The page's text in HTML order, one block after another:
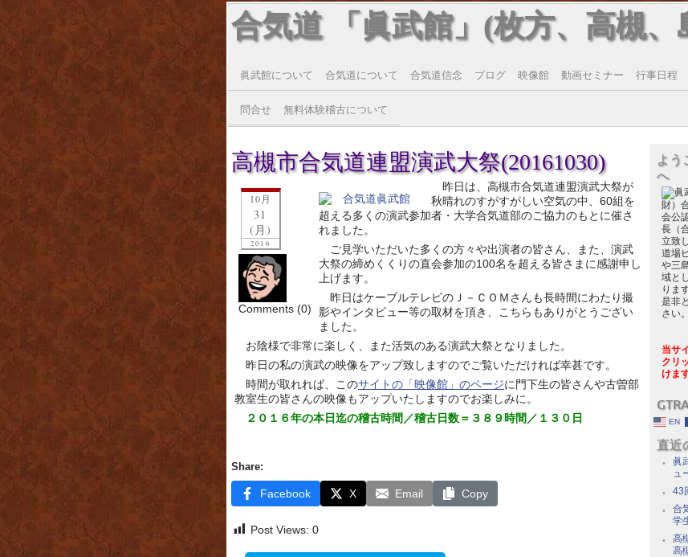
合気道 「眞武館」(枚方、高槻、
眞武館について 合気道について 合気道信念 ブログ 映像館 動画セミナー 行事日程
問合せ 無料体験稽古について
高槻市合気道連盟演武大祭(20161030)
10月
31
(月)
2016
Comments (0)
昨日は、高槻市合気道連盟演武大祭が
秋晴れのすがすがしい空気の中、60組を
超える多くの演武参加者・大学合気道部のご協力のもとに催さ
れました。
ご見学いただいた多くの方々や出演者の皆さん、また、演武
大祭の締めくくりの直会参加の100名を超える皆さまに感謝申し
上げます。
昨日はケーブルテレビのＪ－ＣＯＭさんも長時間にわたり撮
影やインタビュー等の取材を頂き、こちらもありがとうござい
ました。
お陰様で非常に楽しく、また活気のある演武大祭となりました。
昨日の私の演武の映像をアップ致しますのでご覧いただければ幸甚です。
時間が取れれば、このサイトの「映像館」のページに門下生の皆さんや古曽部
教室生の皆さんの映像もアップいたしますのでお楽しみに。
２０１６年の本日迄の稽古時間／稽古日数＝３８９時間／１３０日
Share:
Facebook X Email Copy
Post Views: 0
よう
へ
財）
会公
長（
立致
道場
や三
域と
りま
是非
さい。
当サ
クリ
けます
EN
直近
眞
ュ
43
合
学
高
高